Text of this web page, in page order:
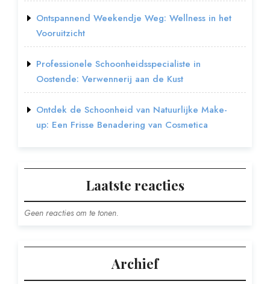
Ontspannend Weekendje Weg: Wellness in het
Vooruitzicht
Professionele Schoonheidsspecialiste in
Oostende: Verwennerij aan de Kust
Ontdek de Schoonheid van Natuurlijke Make-
up: Een Frisse Benadering van Cosmetica
Laatste reacties
Geen reacties om te tonen.
Archief